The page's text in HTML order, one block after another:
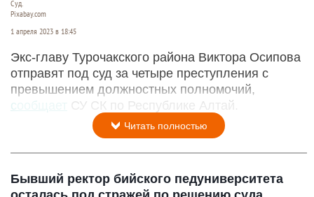
Суд.
Pixabay.com
1 апреля 2023 в 18:45
Экс-главу Турочакского района Виктора Осипова
отправят под суд за четыре преступления с
превышением должностных полномочий,
сообщает
СУ СК по Республике Алтай.
Читать полностью
Бывший ректор бийского педуниверситета